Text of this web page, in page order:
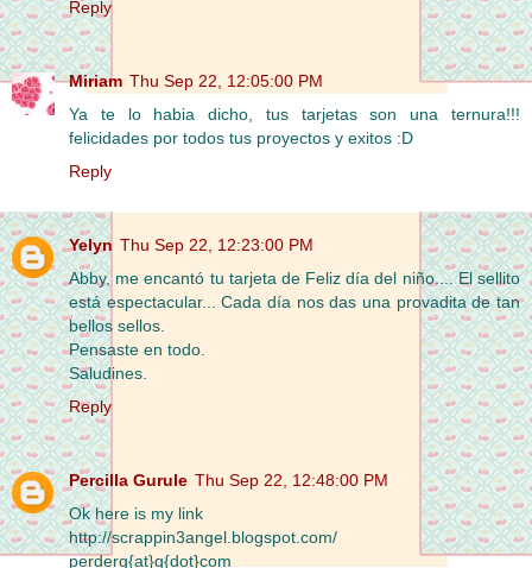
Reply
Miriam Thu Sep 22, 12:05:00 PM
Ya te lo habia dicho, tus tarjetas son una ternura!!!
felicidades por todos tus proyectos y exitos :D
Reply
Yelyn Thu Sep 22, 12:23:00 PM
Abby, me encantó tu tarjeta de Feliz día del niño.... El sellito
está espectacular... Cada día nos das una provadita de tan
bellos sellos.
Pensaste en todo.
Saludines.
Reply
Percilla Gurule Thu Sep 22, 12:48:00 PM
Ok here is my link
http://scrappin3angel.blogspot.com/
perderg{at}q{dot}com